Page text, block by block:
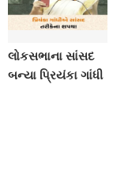
લોકસભાના સાંસદ
બન્યા પ્રિયંકા ગાંધી